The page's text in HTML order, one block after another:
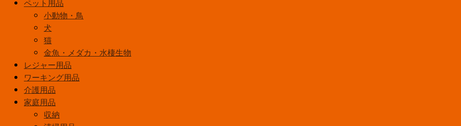
ッ ペット用品
小動物・鳥
犬
猫
金魚・メダカ・水棲生物
レジャー用品
ワーキング用品
介護用品
家庭用品
収納